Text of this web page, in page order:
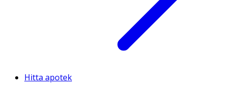
Hitta apotek